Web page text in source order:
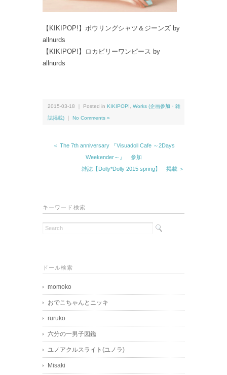
【KIKIPOP!】ボウリングシャツ＆ジーンズ by
allnurds
【KIKIPOP!】ロカビリーワンピース by
allnurds
2015-03-18 ｜ Posted in KIKIPOP! Works (企画参加・雑
誌掲載) No Comments »
＜ The 7th anniversary 『Visuadoll Cafe ～2Days
Weekender～』 参加
雑誌【Dolly*Dolly 2015 spring】 掲載 ＞
キーワード検索
ドール検索
momoko
おでこちゃんとニッキ
ruruko
六分の一男子図鑑
ユノアクルスライト(ユノラ)
Misaki